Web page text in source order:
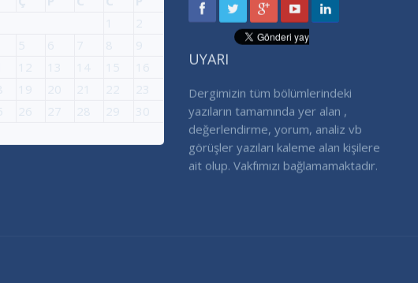
1
2
5
6 8
9
12 13 14 15
16
19 20 21 22
23
26 27 28 29 30
UYARI
Dergimizin tüm bölümlerindeki
yazıların tamamında yer alan ,
değerlendirme, yorum, analiz vb
görüşler yazıları kaleme alan kişilere
ait olup. Vakfımızı bağlamamaktadır.